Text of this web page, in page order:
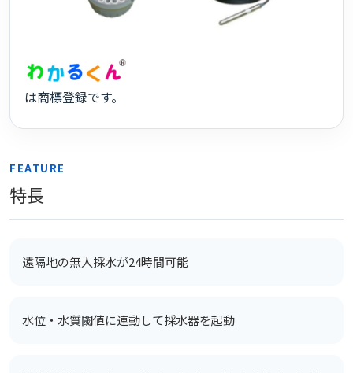
は商標登録です。
FEATURE
特長
遠隔地の無人採水が24時間可能
水位・水質閾値に連動して採水器を起動